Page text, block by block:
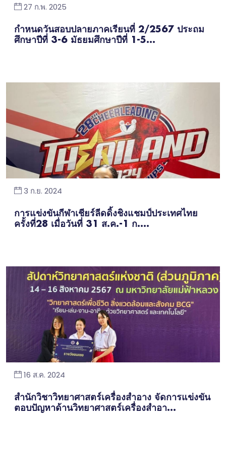
27 ก.พ. 2025
กำหนดวันสอบปลายภาคเรียนที่ 2/2567 ประถม
ศึกษาปีที่ 3-6 มัธยมศึกษาปีที่ 1-5...
3 ก.ย. 2024
การแข่งขันกีฬาเชียร์ลีดดิ้งชิงแชมป์ประเทศไทย
ครั้งที่28 เมื่อวันที่ 31 ส.ค.-1 ก....
16 ส.ค. 2024
สำนักวิชาวิทยาศาสตร์เครื่องสำอาง จัดการแข่งขัน
ตอบปัญหาด้านวิทยาศาสตร์เครื่องสำอา...